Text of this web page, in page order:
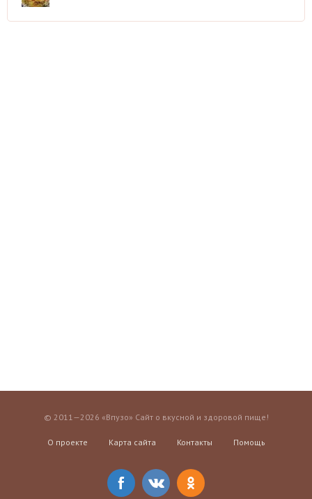
© 2011—2026 «Впузо» Сайт о вкусной и здоровой пище!
О проекте Карта сайта Контакты Помощь